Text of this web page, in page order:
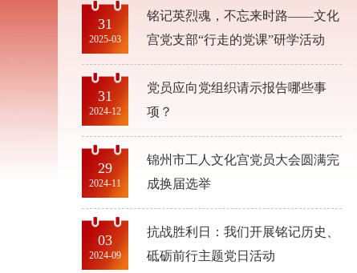
31
2025-03
铭记英烈魂，不忘来时路——文化
宫党支部“行走的党课”研学活动
31
2024-12
党员应向党组织请示报告哪些事
项？
29
2024-11
锦州市工人文化宫党员大会圆满完
成换届选举
03
2024-09
抗战胜利日：我们开展铭记历史、
砥砺前行主题党日活动